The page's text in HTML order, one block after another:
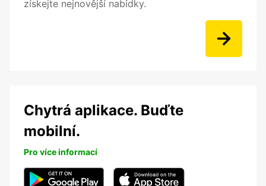
získejte nejnovější nabídky.
Chytrá aplikace. Buďte
mobilní.
Pro více informací